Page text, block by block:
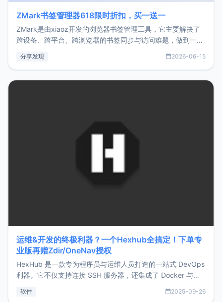
ZMark书签管理器618限时折扣，买一送一
ZMark是由xiaoz开发的浏览器书签管理工具，它主要解决了
跨设备、跨平台、跨浏览器的书签同步与访问难题，做到一处
用，让管理更高效。ZMark官网地址：
分享发现 2026-06-15
运维&开发的终极利器？一个Hexhub全搞定！下单专
业版再赠Zdir/OneNav授权
HexHub 是一款专为程序员与运维人员打造的一站式 DevOps
利器。它不仅支持连接 SSH 服务器，还集成了 Docker 与常
件间频繁切换，仅凭 HexHub 即可同时搞定运维与数据库操
软件 2025-09-26